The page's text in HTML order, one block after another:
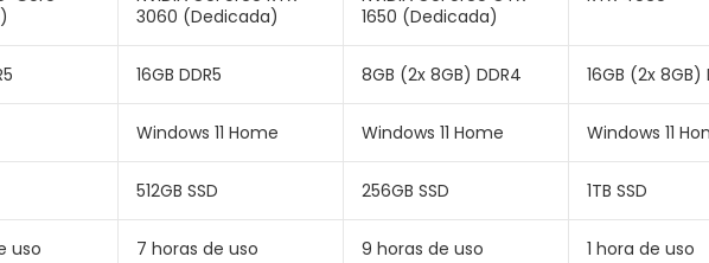
uso
3060 (Dedicada)
16GB DDR5
Windows 11 Home
512GB SSD
7 horas de uso
1650 (Dedicada)
8GB (2x 8GB) DDR4
Windows 11 Home
256GB SSD
9 horas de uso
16GB (2x 8GB)
Windows 11
1TB SSD
1 hora de uso